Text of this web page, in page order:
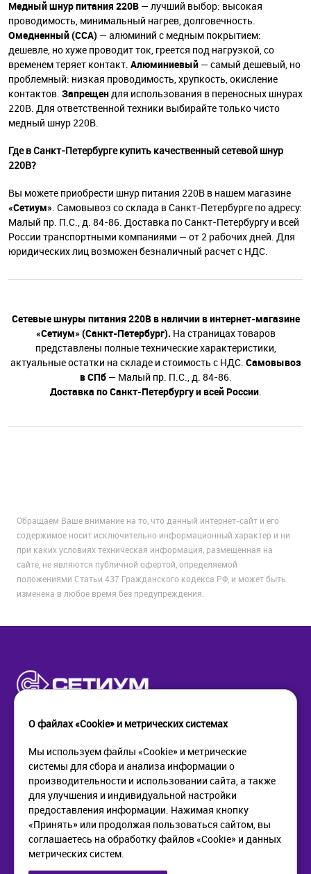
Медный шнур питания 220В — лучший выбор: высокая
проводимость, минимальный нагрев, долговечность.
Омедненный (CCA) — алюминий с медным покрытием:
дешевле, но хуже проводит ток, греется под нагрузкой, со
временем теряет контакт. Алюминиевый — самый дешевый, но
проблемный: низкая проводимость, хрупкость, окисление
контактов. Запрещендля использования в переносных шнурах
220В. Для ответственной техники выбирайте только чисто
медный шнур 220В.
Где в Санкт-Петербурге купить качественный сетевой шнур
220В?
Вы можете приобрести шнур питания 220В в нашем магазине
«Сетиум» . Самовывоз со склада в Санкт-Петербурге по адресу:
Малый пр. П.С., д. 84-86. Доставка по Санкт-Петербургу и всей
России транспортными компаниями — от 2 рабочих дней. Для
юридических лиц возможен безналичный расчет с НДС.
Сетевые шнуры питания 220В в наличии в интернет-магазине
«Сетиум» (Санкт-Петербург). На страницах товаров
представлены полные технические характеристики,
актуальные остатки на складе и стоимость с НДС. Самовывоз
в СПб— Малый пр. П.С., д. 84-86.
Доставка по Санкт-Петербургу и всей России.
Обращаем Ваше внимание на то, что данный интернет-сайт и его
содержимое носит исключительно информационный характер и ни
при каких условиях техническая информация, размещенная на
сайте, не являются публичной офертой, определяемой
положениями Статьи 437 Гражданского кодекса РФ, и может быть
изменена в любое время без предупреждения.
КОМПАНИЯ
О компании
Новости
Контакты
ПОМОЩЬ
Как купить
Доставка
Возврат
ИНФОРМАЦИЯ
О файлах «Cookie» и метрических системах
Мы используем файлы «Cookie» и метрические
системы для сбора и анализа информации о
производительности и использовании сайта, а также
для улучшения и индивидуальной настройки
предоставления информации. Нажимая кнопку
«Принять» или продолжая пользоваться сайтом, вы
соглашаетесь на обработку файлов «Cookie» и данных
метрических систем.